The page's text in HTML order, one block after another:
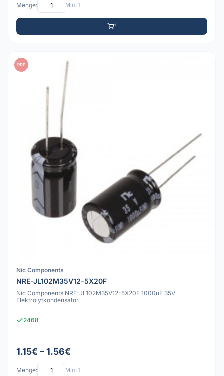
Menge: Min: 1
PDF
Nic Components
NRE-JL102M35V12-5X20F
Nic Components NRE-JL102M35V12-5X20F 1000uF 35V
Elektrolytkondensator
2468
1.15€ – 1.56€
Menge: Min: 1